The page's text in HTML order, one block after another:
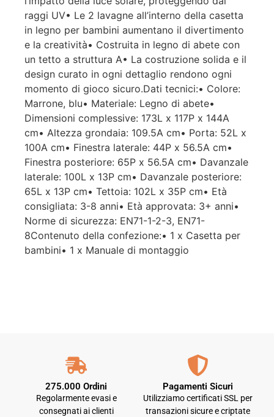
raggi UV• Le 2 lavagne all’interno della casetta
in legno per bambini aumentano il divertimento
e la creatività• Costruita in legno di abete con
un tetto a struttura A• La costruzione solida e il
design curato in ogni dettaglio rendono ogni
momento di gioco sicuro.Dati tecnici:• Colore:
Marrone, blu• Materiale: Legno di abete•
Dimensioni complessive: 173L x 117P x 144A
cm• Altezza grondaia: 109.5A cm• Porta: 52L x
100A cm• Finestra laterale: 44P x 56.5A cm•
Finestra posteriore: 65P x 56.5A cm• Davanzale
laterale: 100L x 13P cm• Davanzale posteriore:
65L x 13P cm• Tettoia: 102L x 35P cm• Età
consigliata: 3-8 anni• Età approvata: 3+ anni•
Norme di sicurezza: EN71-1-2-3, EN71-
8Contenuto della confezione:• 1 x Casetta per
bambini• 1 x Manuale di montaggio
275.000 Ordini
Regolarmente evasi e
consegnati ai clienti
Pagamenti Sicuri
Utilizziamo certificati SSL per
transazioni sicure e criptate